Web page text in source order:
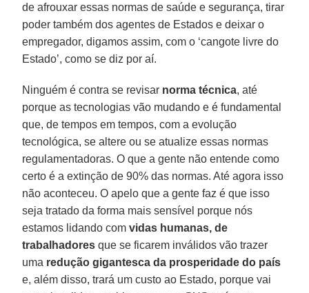
de afrouxar essas normas de saúde e segurança, tirar
poder também dos agentes de Estados e deixar o
empregador, digamos assim, com o ‘cangote livre do
Estado’, como se diz por aí.
Ninguém é contra se revisar norma técnica, até
porque as tecnologias vão mudando e é fundamental
que, de tempos em tempos, com a evolução
tecnológica, se altere ou se atualize essas normas
regulamentadoras. O que a gente não entende como
certo é a extinção de 90% das normas. Até agora isso
não aconteceu. O apelo que a gente faz é que isso
seja tratado da forma mais sensível porque nós
estamos lidando comvidas humanas, de
trabalhadores que se ficarem inválidos vão trazer
uma redução gigantesca da prosperidade do país
e, além disso, trará um custo ao Estado, porque vai